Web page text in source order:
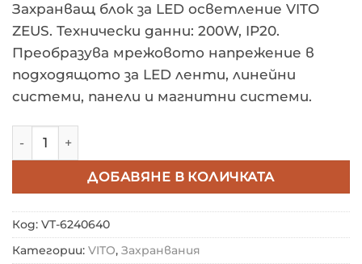
Захранващ блок за LED осветление VITO
ZEUS. Технически данни: 200W, IP20.
Преобразува мрежовото напрежение в
подходящото за LED ленти, линейни
системи, панели и магнитни системи.
количество за ТРАНФОРМАТОР ZEUS 24VDC 8.35A
ДОБАВЯНЕ В КОЛИЧКАТА
Код: VT-6240640
Категории: VITO, Захранвания